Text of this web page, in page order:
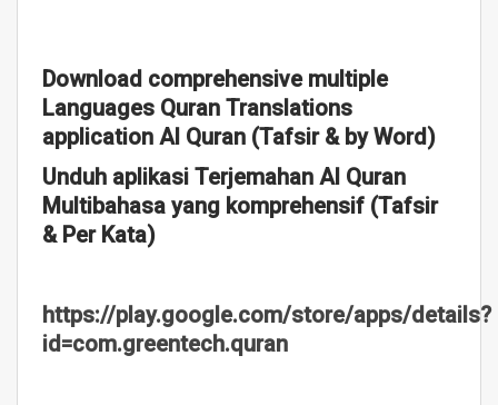
Download comprehensive multiple
Languages Quran Translations
application Al Quran (Tafsir & by Word)
Unduh aplikasi Terjemahan Al Quran
Multibahasa yang komprehensif (Tafsir
& Per Kata)
https://play.google.com/store/apps/details?
id=com.greentech.quran